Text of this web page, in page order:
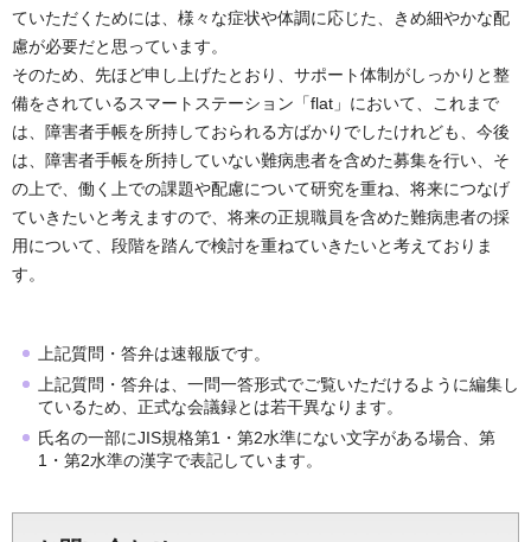
ていただくためには、様々な症状や体調に応じた、きめ細やかな配
慮が必要だと思っています。
そのため、先ほど申し上げたとおり、サポート体制がしっかりと整
備をされているスマートステーション「flat」において、これまで
は、障害者手帳を所持しておられる方ばかりでしたけれども、今後
は、障害者手帳を所持していない難病患者を含めた募集を行い、そ
の上で、働く上での課題や配慮について研究を重ね、将来につなげ
ていきたいと考えますので、将来の正規職員を含めた難病患者の採
用について、段階を踏んで検討を重ねていきたいと考えておりま
す。
上記質問・答弁は速報版です。
上記質問・答弁は、一問一答形式でご覧いただけるように編集し
ているため、正式な会議録とは若干異なります。
氏名の一部にJIS規格第1・第2水準にない文字がある場合、第
1・第2水準の漢字で表記しています。